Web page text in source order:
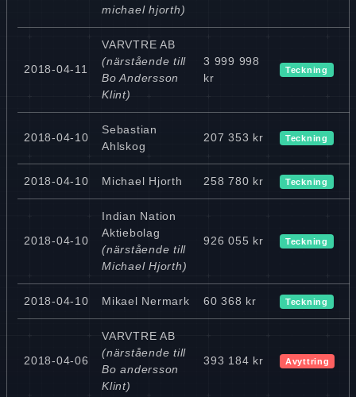
michael hjorth)
2018-04-11
VARVTRE AB
(närstående till
Bo Andersson
Klint)
3 999 998
kr
Teckning
2018-04-10
Sebastian
Ahlskog
207 353 kr Teckning
2018-04-10 Michael Hjorth 258 780 kr Teckning
2018-04-10
Indian Nation
Aktiebolag
(närstående till
Michael Hjorth)
926 055 kr Teckning
2018-04-10 Mikael Nermark 60 368 kr Teckning
2018-04-06
VARVTRE AB
(närstående till
Bo andersson
Klint)
393 184 kr Avyttring